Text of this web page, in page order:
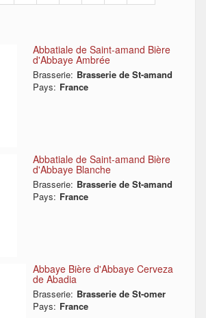
Abbatiale de Saint-amand Bière
d'Abbaye Ambrée
Brasserie: Brasserie de St-amand
Pays: France
Abbatiale de Saint-amand Bière
d'Abbaye Blanche
Brasserie: Brasserie de St-amand
Pays: France
Abbaye Bière d'Abbaye Cerveza
de Abadia
Brasserie: Brasserie de St-omer
Pays: France